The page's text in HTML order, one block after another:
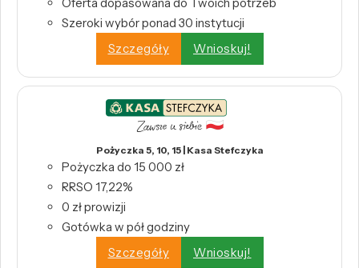
Szeroki wybór ponad 30 instytucji
Szczegóły
Wnioskuj!
Pożyczka 5, 10, 15 | Kasa Stefczyka
Pożyczka do 15 000 zł
RRSO 17,22%
0 zł prowizji
Gotówka w pół godziny
Szczegóły
Wnioskuj!